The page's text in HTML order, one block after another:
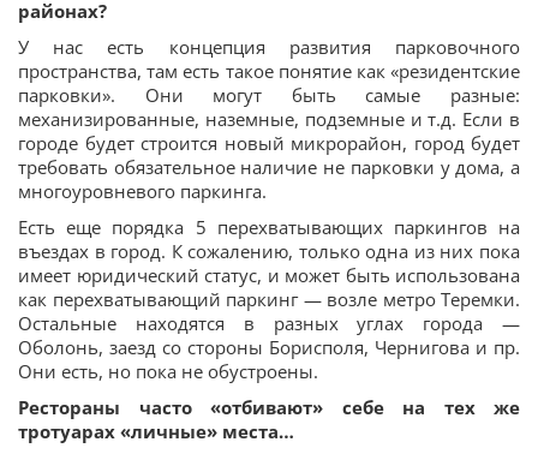
районах?
У нас есть концепция развития парковочного
пространства, там есть такое понятие как «резидентские
парковки». Они могут быть самые разные:
механизированные, наземные, подземные и т.д. Если в
городе будет строится новый микрорайон, город будет
требовать обязательное наличие не парковки у дома, а
многоуровневого паркинга.
Есть еще порядка 5 перехватывающих паркингов на
въездах в город. К сожалению, только одна из них пока
имеет юридический статус, и может быть использована
как перехватывающий паркинг — возле метро Теремки.
Остальные находятся в разных углах города —
Оболонь, заезд со стороны Борисполя, Чернигова и пр.
Они есть, но пока не обустроены.
Рестораны часто «отбивают» себе на тех же
тротуарах «личные» места…